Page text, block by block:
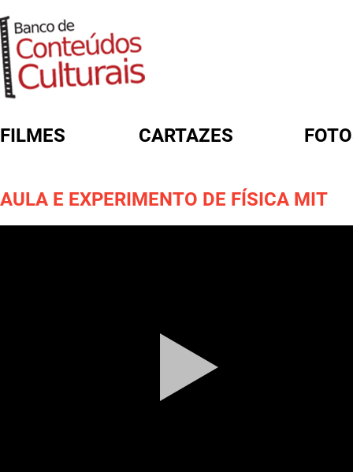
FILMES CARTAZES
AULA E EXPERIMENTO DE FÍSICA MIT
FORMULÁRIO DE BUSCA